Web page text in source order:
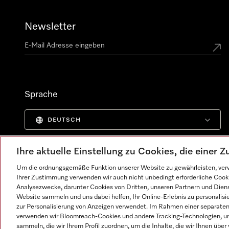
Newsletter
Sprache
DEUTSCH
Ihre aktuelle Einstellung zu Cookies, die einer
Um die ordnungsgemäße Funktion unserer Website zu gewährleisten,
Ihrer Zustimmung verwenden wir auch nicht unbedingt erforderliche
Analysezwecke, darunter Cookies von Dritten, unseren Partnern und
Website sammeln und uns dabei helfen, Ihr Online-Erlebnis zu
zur Personalisierung von Anzeigen verwendet. Im Rahmen einer
verwenden wir Bloomreach-Cookies und andere Tracking-Technologien,
sammeln, die wir Ihrem Profil zuordnen, um die Inhalte, die wir Ihnen